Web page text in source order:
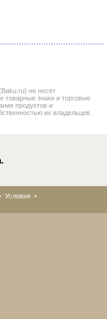
не несет
товарные знаки и торговые
продуктов и
их владельцев.
Условия •